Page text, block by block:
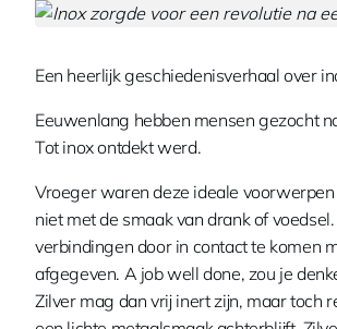
Een heerlijk geschiedenisverhaal over
Eeuwenlang hebben mensen gezocht
Tot inox ontdekt werd.
Vroeger waren deze ideale
niet met de smaak van drank of
verbindingen door in contact te komen
afgegeven. A job well done, zou je
Zilver mag dan vrij inert zijn, maar toch